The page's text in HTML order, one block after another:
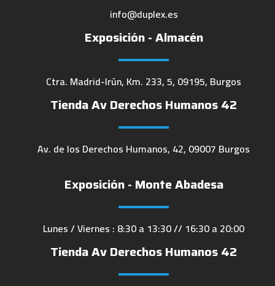
info@duplex.es
Exposición - Almacén
Ctra. Madrid-Irún, Km. 233, 5, 09195, Burgos
Tienda Av Derechos Humanos 42
Av. de los Derechos Humanos, 42, 09007 Burgos
Exposición - Monte Abadesa
Lunes / Viernes : 8:30 a 13:30 // 16:30 a 20:00
Tienda Av Derechos Humanos 42